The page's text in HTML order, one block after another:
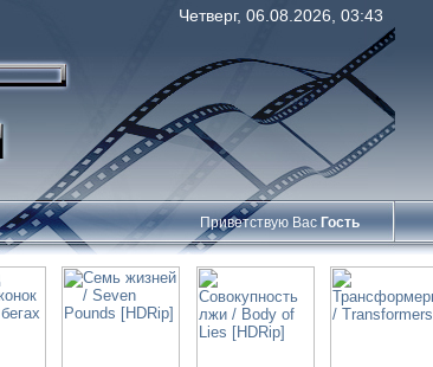
Четверг, 06.08.2026, 03:43
Приветствую Вас Гость